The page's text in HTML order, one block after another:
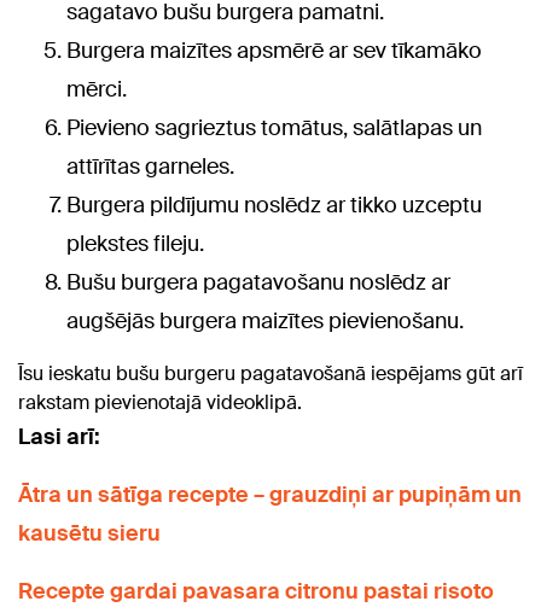
sagatavo bušu burgera pamatni.
Burgera maizītes apsmērē ar sev tīkamāko
mērci.
Pievieno sagrieztus tomātus, salātlapas un
attīrītas garneles.
Burgera pildījumu noslēdz ar tikko uzceptu
plekstes fileju.
Bušu burgera pagatavošanu noslēdz ar
augšējās burgera maizītes pievienošanu.
Īsu ieskatu bušu burgeru pagatavošanā iespējams gūt arī
rakstam pievienotajā videoklipā.
Lasi arī:
Ātra un sātīga recepte – grauzdiņi ar pupiņām un
kausētu sieru
Recepte gardai pavasara citronu pastai risoto